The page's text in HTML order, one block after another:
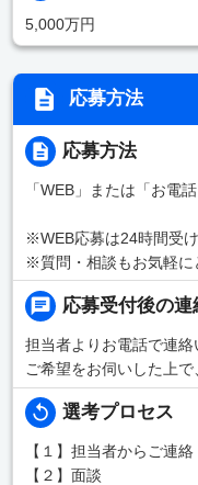
5,000万円
応募方法
応募方法
「WEB」または「お電
※WEB応募は24時間受
※質問・相談もお気軽に
応募受付後の連
担当者よりお電話で連絡
ご希望をお伺いした上で
選考プロセス
【１】担当者からご連絡
【２】面談